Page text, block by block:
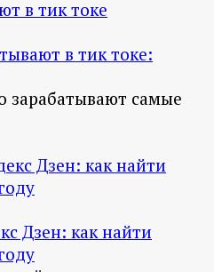
в тик токе:
зарабатывают самые
Дзен: как найти